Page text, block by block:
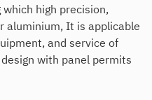
high precision,
aluminium, It is applicable
and service of
with panel permits